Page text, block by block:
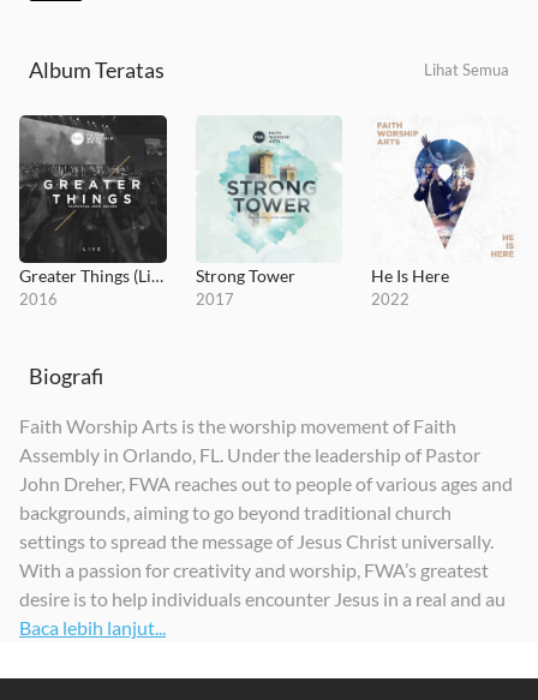
Album Teratas Lihat Semua
Greater Things (Live)
2016
Strong Tower
2017
He Is Here
2022
Hearts Ablaze
2023 2024 2024
Biografi
Faith Worship Arts is the worship movement of Faith
Assembly in Orlando, FL. Under the leadership of Pastor
John Dreher, FWA reaches out to people of various ages and
backgrounds, aiming to go beyond traditional church
settings to spread the message of Jesus Christ universally.
With a passion for creativity and worship, FWA’s greatest
desire is to help individuals encounter Jesus in a real and au
Baca lebih lanjut...